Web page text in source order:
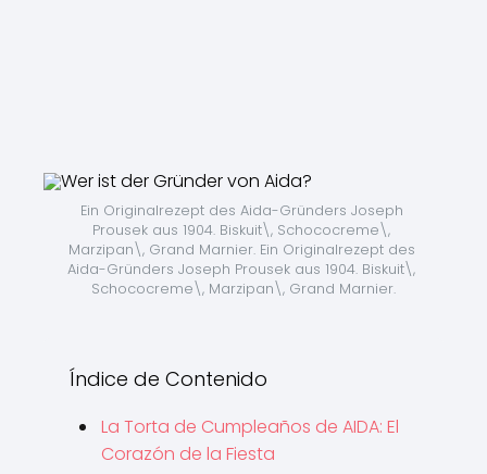
Ein Originalrezept des Aida-Gründers Joseph
Prousek aus 1904. Biskuit\, Schococreme\,
Marzipan\, Grand Marnier. Ein Originalrezept des
Aida-Gründers Joseph Prousek aus 1904. Biskuit\,
Schococreme\, Marzipan\, Grand Marnier.
Índice de Contenido
La Torta de Cumpleaños de AIDA: El
Corazón de la Fiesta